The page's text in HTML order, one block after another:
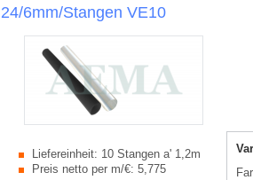
24/6mm/Stangen VE10
Liefereinheit: 10 Stangen a' 1,2m
Preis netto per m/€: 5,775